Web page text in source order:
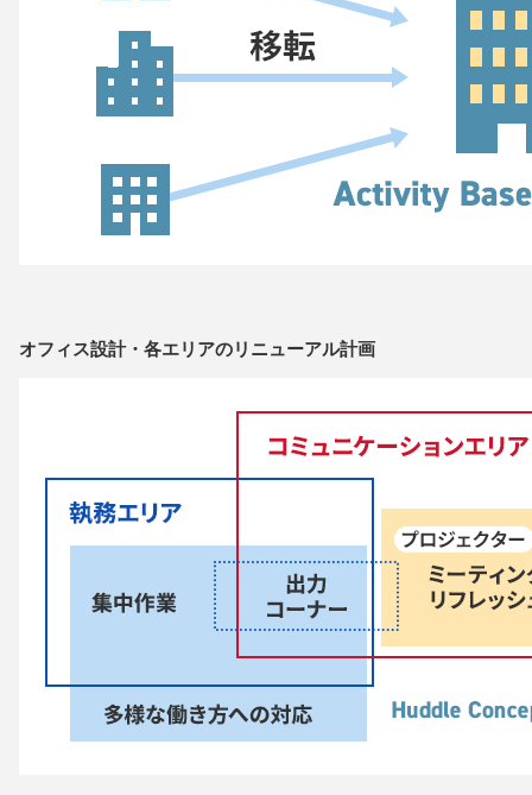
オフィス設計・各エリアのリニューアル計画